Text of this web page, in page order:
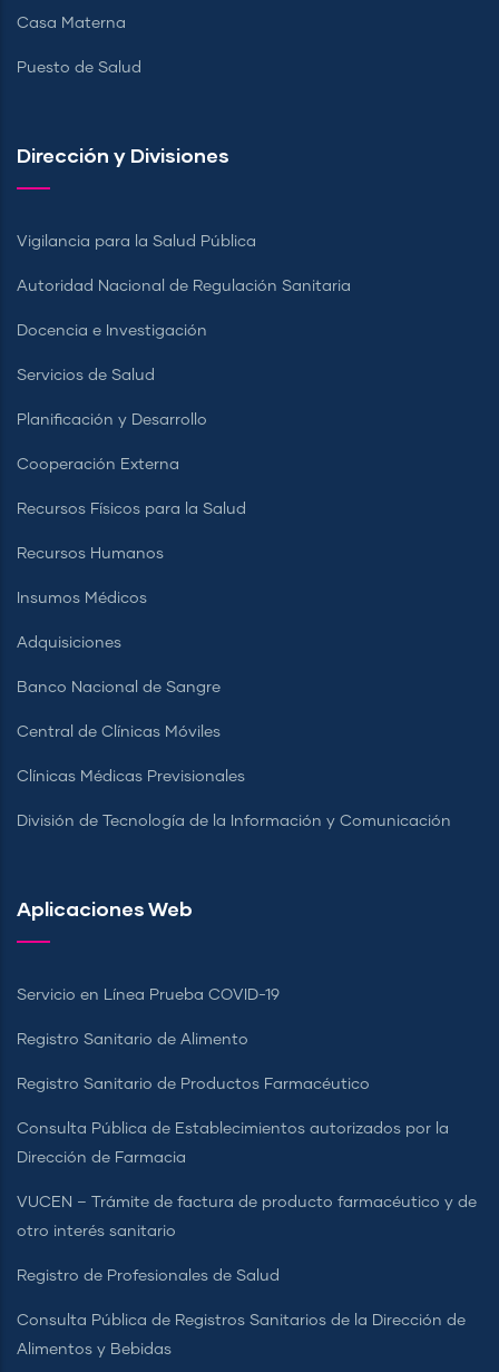
Casa Materna
Puesto de Salud
Dirección y Divisiones
Vigilancia para la Salud Pública
Autoridad Nacional de Regulación Sanitaria
Docencia e Investigación
Servicios de Salud
Planificación y Desarrollo
Cooperación Externa
Recursos Físicos para la Salud
Recursos Humanos
Insumos Médicos
Adquisiciones
Banco Nacional de Sangre
Central de Clínicas Móviles
Clínicas Médicas Previsionales
División de Tecnología de la Información y Comunicación
Aplicaciones Web
Servicio en Línea Prueba COVID-19
Registro Sanitario de Alimento
Registro Sanitario de Productos Farmacéutico
Consulta Pública de Establecimientos autorizados por la
Dirección de Farmacia
VUCEN – Trámite de factura de producto farmacéutico y de
otro interés sanitario
Registro de Profesionales de Salud
Consulta Pública de Registros Sanitarios de la Dirección de
Alimentos y Bebidas